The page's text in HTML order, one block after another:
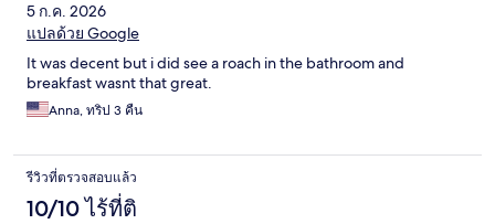
5 ก.ค. 2026
แปลด้วย Google
It was decent but i did see a roach in the bathroom and
breakfast wasnt that great.
Anna, ทริป 3 คืน
รีวิวที่ตรวจสอบแล้ว
10/10 ไร้ที่ติ